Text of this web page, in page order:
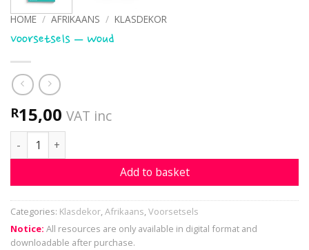
HOME / AFRIKAANS / KLASDEKOR
Voorsetsels – Woud
R15,00 VAT inc
Voorsetsels - Woud quantity
Add to basket
Categories: Klasdekor,Afrikaans,Voorsetsels
Notice: All resources are only available in digital format and
downloadable after purchase.